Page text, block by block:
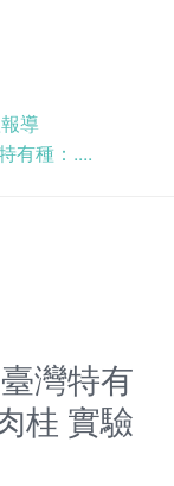
導
有種：....
灣特有
桂 實驗